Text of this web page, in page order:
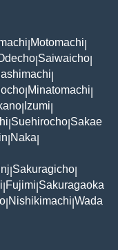
Motomachi
Saiwaicho
Minatomachi
Izumi
Suehirocho Sakae
Naka
Sakuragicho
Fujimi Sakuragaoka
Nishikimachi Wada